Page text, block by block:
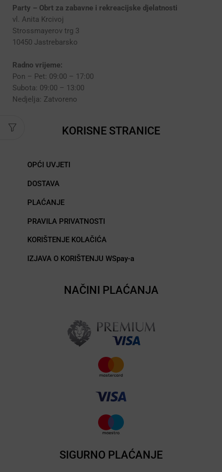
Party – Obrt za zabavne i rekreacijske djelatnosti
vl. Anita Krcivoj
Strossmayerov trg 3
10450 Jastrebarsko
Radno vrijeme:
Pon – Pet: 09:00 – 17:00
Subota: 09:00 – 13:00
Nedjelja: Zatvoreno
KORISNE STRANICE
OPĆI UVJETI
DOSTAVA
PLAĆANJE
PRAVILA PRIVATNOSTI
KORIŠTENJE KOLAČIĆA
IZJAVA O KORIŠTENJU WSpay-a
NAČINI PLAĆANJA
SIGURNO PLAĆANJE